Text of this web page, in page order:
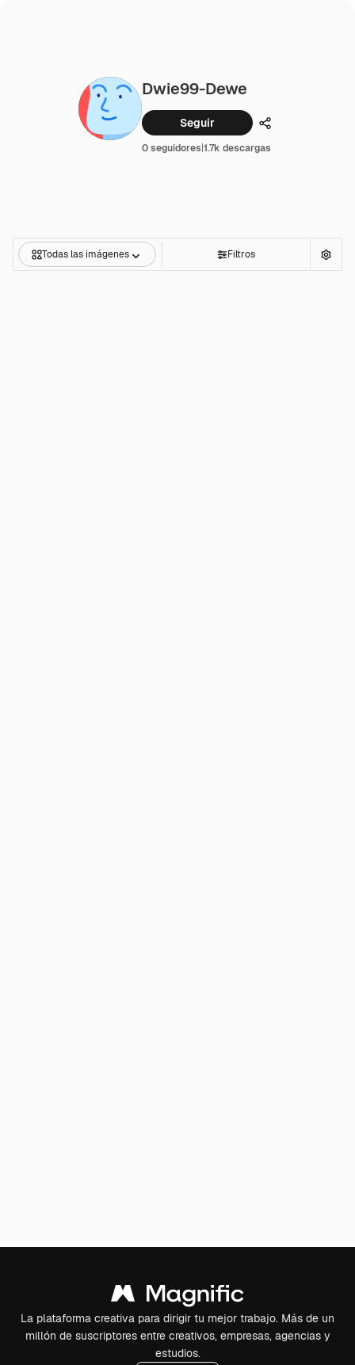
Dwie99-Dewe
Seguir Compartir
0 seguidores|1.7k descargas
Todas las imágenes Filtros
La plataforma creativa para dirigir tu mejor trabajo. Más de un
millón de suscriptores entre creativos, empresas, agencias y
estudios.